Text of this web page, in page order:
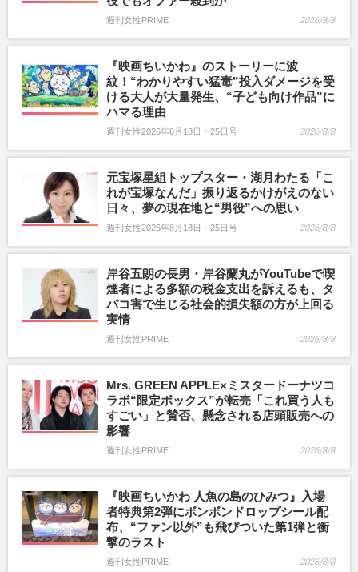
週刊女性PRIME 2026/8/8
『映画ちいかわ』のストーリーに波
紋！“わかりやすい猛毒”投入ダメージを受
ける大人が大量発生、“子ども向け作品”に
ハマる理由
週刊女性2026年8月18日・25日号 2026/8/8
元宝塚星組トップスター・湖月わたる「こ
れが宝塚なんだ」振り返るかけがえのない
日々、夢の現在地と“男役”への思い
週刊女性2026年8月18日・25日号 2026/8/8
岸谷五朗の長男・岸谷蘭丸がYouTubeで喫
煙者による多額の税金支出を訴えるも、タ
バコ害で生じる社会的損失額の方が上回る
実情
週刊女性PRIME 2026/8/8
Mrs. GREEN APPLE×ミスタードーナツコ
ラボ“限定ボックス”が転売「これ買う人も
すごい」と賛否、懸念される店頭販売への
影響
週刊女性PRIME 2026/8/8
『映画ちいかわ 人魚の島のひみつ』入場
者特典第2弾にボンボンドロップシール配
布、“ファン以外”も飛びついた第1弾と衝
撃のラスト
週刊女性PRIME 2026/8/8